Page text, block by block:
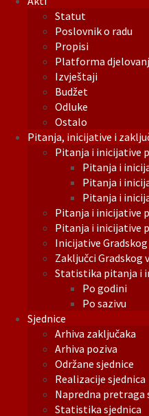
Statut
Poslovnik o radu
Propisi
Platforma
Izvještaji
Budžet
Odluke
Ostalo
Pitanja, inicijative i
Pitanja i inicijative
Pitanja i
Pitanja i
Pitanja i
Pitanja i inicijative
Pitanja i inicijative
Inicijative Gradskog
Zaključci Gradskog
Statistika pitanja i
Po godini
Po sazivu
Sjednice
Arhiva zaključaka
Arhiva poziva
Održane sjednice
Realizacije sjednica
Napredna pretraga
Statistika sjednica